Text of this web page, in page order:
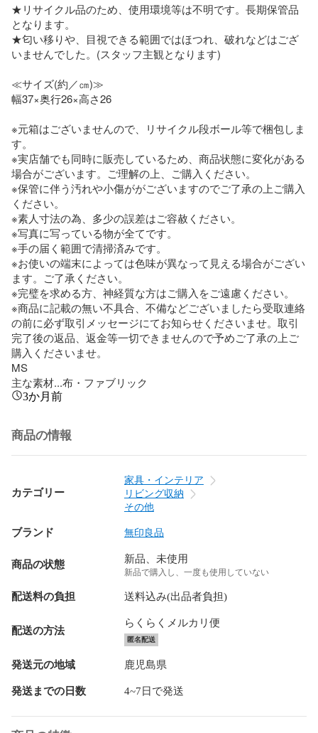
★リサイクル品のため、使用環境等は不明です。長期保管品
となります。
★匂い移りや、目視できる範囲ではほつれ、破れなどはござ
いませんでした。(スタッフ主観となります)
≪サイズ(約／㎝)≫
幅37×奥行26×高さ26
※元箱はございませんので、リサイクル段ボール等で梱包しま
す。
※実店舗でも同時に販売しているため、商品状態に変化がある
場合がございます。ご理解の上、ご購入ください。
※保管に伴う汚れや小傷ががございますのでご了承の上ご購入
ください。
※素人寸法の為、多少の誤差はご容赦ください。
※写真に写っている物が全てです。
※手の届く範囲で清掃済みです。
※お使いの端末によっては色味が異なって見える場合がござい
ます。ご了承ください。
※完璧を求める方、神経質な方はご購入をご遠慮ください。
※商品に記載の無い不具合、不備などございましたら受取連絡
の前に必ず取引メッセージにてお知らせくださいませ。取引
完了後の返品、返金等一切できませんので予めご了承の上ご
購入くださいませ。
MS
主な素材...布・ファブリック
3か月前
商品の情報
カテゴリー
家具・インテリア
リビング収納
その他
ブランド 無印良品
商品の状態 新品、未使用
新品で購入し、一度も使用していない
配送料の負担 送料込み(出品者負担)
配送の方法
らくらくメルカリ便
匿名配送
発送元の地域 鹿児島県
発送までの日数 4~7日で発送